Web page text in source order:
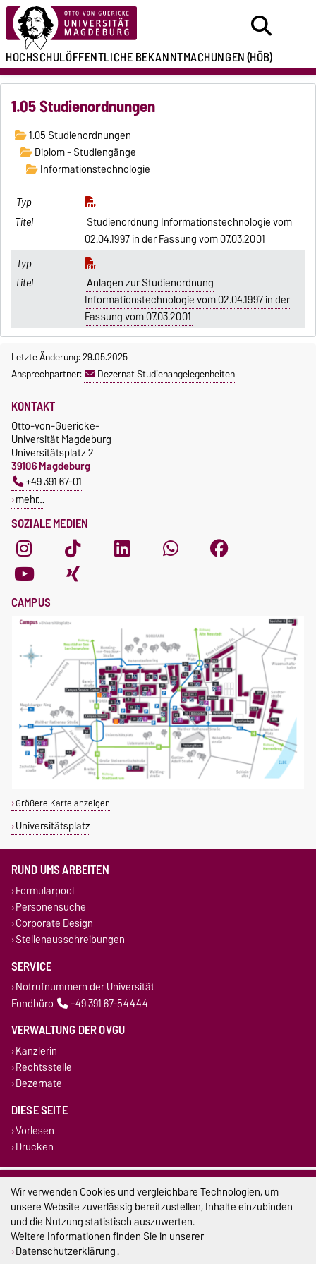
HOCHSCHULÖFFENTLICHEBEKANNTMACHUNGEN(HÖB)
1.05 Studienordnungen
1.05 Studienordnungen
Diplom - Studiengänge
Informationstechnologie
Studienordnung Informationstechnologie vom
02.04.1997 in der Fassung vom 07.03.2001
Anlagen zur Studienordnung
Informationstechnologie vom 02.04.1997 in der
Fassung vom 07.03.2001
Letzte Änderung: 29.05.2025
Ansprechpartner:
Dezernat Studienangelegenheiten
SOZIALE MEDIEN
KONTAKT
Otto-von-Guericke-
Universität Magdeburg
Universitätsplatz 2
39106 Magdeburg
+49 391 67-01
mehr…
CAMPUS
Größere Karte anzeigen
Universitätsplatz
RUND UMS ARBEITEN
Formularpool
Personensuche
Corporate Design
Stellenausschreibungen
SERVICE
Notrufnummern der Universität
Fundbüro
+49 391 67-54444
VERWALTUNG DER OVGU
Kanzlerin
Rechtsstelle
Dezernate
DIESE SEITE
Vorlesen
Drucken
Impressum
Datenschutz
Barrierefreiheit
Wir verwenden Cookies und vergleichbare Technologien, um
unsere Website zuverlässig bereitzustellen, Inhalte einzubinden
und die Nutzung statistisch auszuwerten.
Weitere Informationen finden Sie in unserer
Datenschutzerklärung.